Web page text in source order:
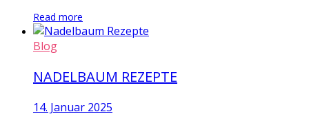
Read more
Blog
NADELBAUM REZEPTE
14. Januar 2025